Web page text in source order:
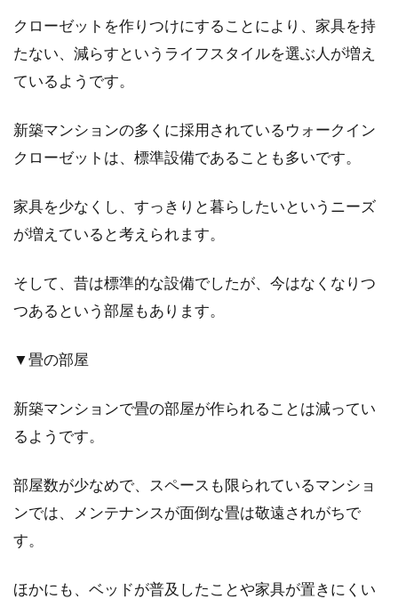
クローゼットを作りつけにすることにより、家具を持
たない、減らすというライフスタイルを選ぶ人が増え
ているようです。
新築マンションの多くに採用されているウォークイン
クローゼットは、標準設備であることも多いです。
家具を少なくし、すっきりと暮らしたいというニーズ
が増えていると考えられます。
そして、昔は標準的な設備でしたが、今はなくなりつ
つあるという部屋もあります。
▼畳の部屋
新築マンションで畳の部屋が作られることは減ってい
るようです。
部屋数が少なめで、スペースも限られているマンショ
ンでは、メンテナンスが面倒な畳は敬遠されがちで
す。
ほかにも、ベッドが普及したことや家具が置きにくい